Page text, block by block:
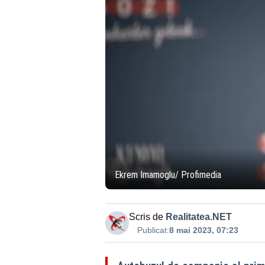
Ekrem Imamoglu/ Profimedia
Scris de Realitatea.NET
Publicat:8 mai 2023, 07:23